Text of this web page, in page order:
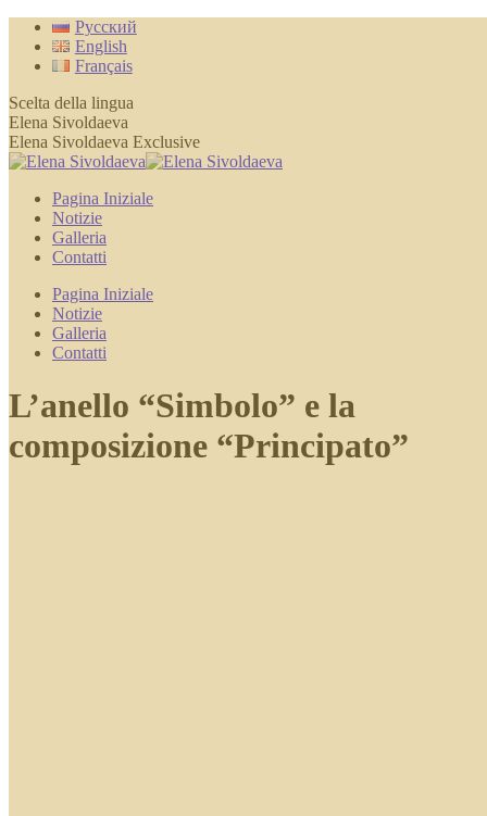
Skip
content
Русский
English
Français
Scelta della lingua
Elena Sivoldaeva
Elena Sivoldaeva Exclusive
Pagina Iniziale
Notizie
Galleria
Contatti
Pagina Iniziale
Notizie
Galleria
Contatti
L’anello “Simbolo” e la
composizione “Principato”